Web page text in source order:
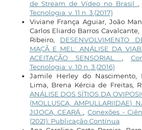
de Stream de Vídeo no Brasil
Tecnologia: v. 11 n. 3 (2017)
Viviane França Aguiar, João
Carlos Eliardo Barros
Ribeiro, DESENVOLVIMENTO
MAÇÃ E MEL: ANÁLISE DA
ACEITAÇÃO SENSORIAL
Tecnologia: v. 10 n. 3 (2016)
Jamile Herley do Nascimento,
Lima, Brena Kércia de Freitas,
ANÁLISE DOS SÍTIOS DA
(MOLLUSCA, AMPULLARIIDAE)
JIJOCA, CEARÁ
Conexões -
(2021): Publicação Contínua